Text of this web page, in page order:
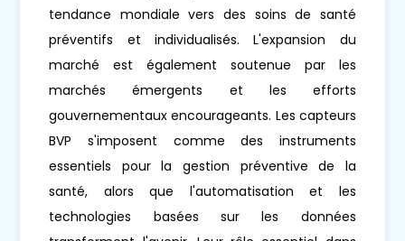
tendance mondiale vers des soins de santé
préventifs et individualisés. L'expansion du
marché est également soutenue par les
marchés émergents et les efforts
gouvernementaux encourageants. Les capteurs
BVP s'imposent comme des instruments
essentiels pour la gestion préventive de la
santé, alors que l'automatisation et les
technologies basées sur les données